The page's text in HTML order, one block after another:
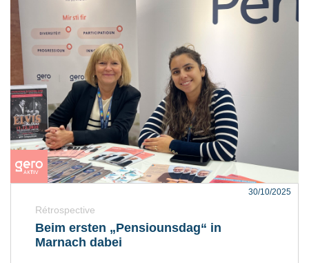
30/10/2025
Rétrospective
Beim ersten „Pensiounsdag“ in
Marnach dabei